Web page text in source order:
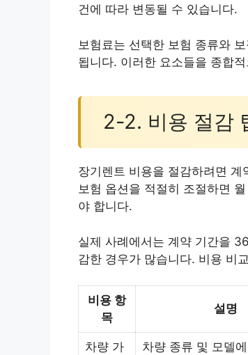
건에 따라 변동될 수 있습니다.
보험료는 선택한 보험 종류와
됩니다. 이러한 요소들을 종합
2-2. 비용 절감
장기렌트 비용을 절감하려면
보험 옵션을 적절히 조절하면
야 합니다.
실제 사례에서는 계약 기간을
감한 경우가 많습니다. 비용 비
비용 항
목
설명
차량 가
차량 종류 및 모델